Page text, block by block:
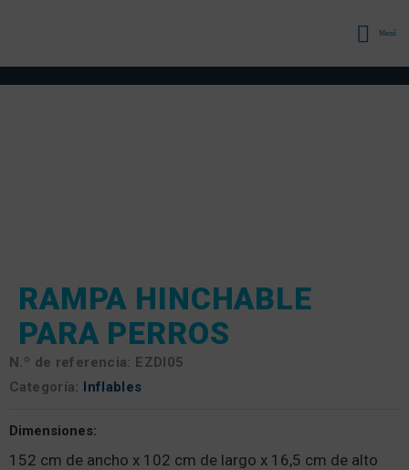
Menú
RAMPA HINCHABLE
PARA PERROS
N.º de referencia: EZDI05
Categoría: Inflables
Dimensiones:
152 cm de ancho x 102 cm de largo x 16,5 cm de alto